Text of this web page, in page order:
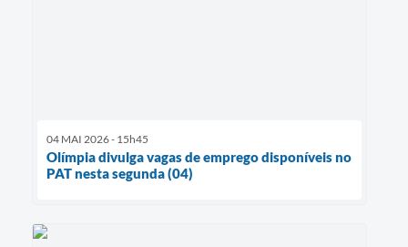
04 MAI 2026 - 15h45
Olímpia divulga vagas de emprego disponíveis no
PAT nesta segunda (04)